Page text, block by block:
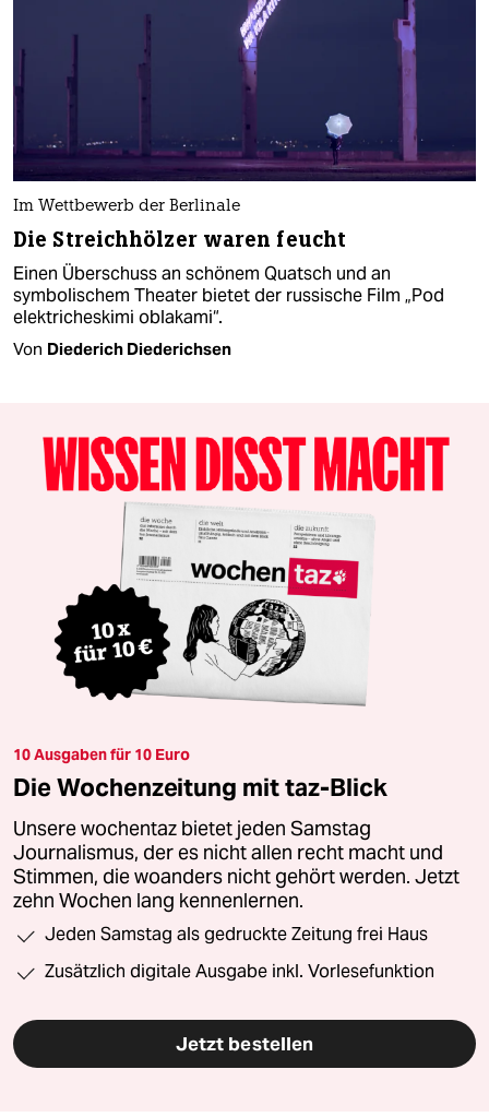
Im Wettbewerb der Berlinale
Die Streichhölzer waren feucht
Einen Überschuss an schönem Quatsch und an
symbolischem Theater bietet der russische Film „Pod
elektricheskimi oblakami“.
Von Diederich Diederichsen
10 Ausgaben für 10 Euro
Die Wochenzeitung mit taz-Blick
Unsere wochentaz bietet jeden Samstag
Journalismus, der es nicht allen recht macht und
Stimmen, die woanders nicht gehört werden. Jetzt
zehn Wochen lang kennenlernen.
Jeden Samstag als gedruckte Zeitung frei Haus
Zusätzlich digitale Ausgabe inkl. Vorlesefunktion
Jetzt bestellen